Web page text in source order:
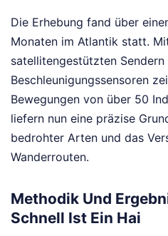
Die Erhebung fand über
Monaten im Atlantik statt.
satellitengestützten Sendern
Beschleunigungssensoren
Bewegungen von über 50
liefern nun eine präzise
bedrohter Arten und das
Wanderrouten.
Methodik Und
Schnell Ist Ein Hai